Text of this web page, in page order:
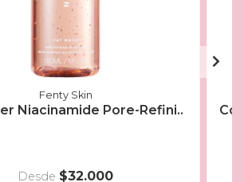
Fenty Skin
Niacinamide Pore-Refini..
Desde $32.000